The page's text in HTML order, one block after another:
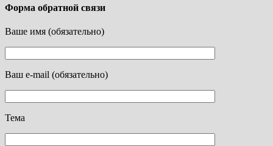
Форма обратной связи
Ваше имя (обязательно)
Ваш e-mail (обязательно)
Тема